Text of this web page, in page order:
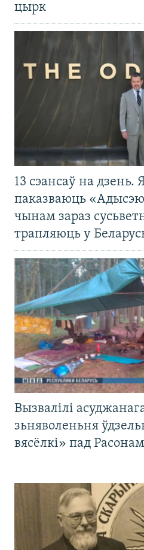
цырк
13 сэансаў на
паказваюць
чынам зараз
трапляюць у
Вызвалілі
зьняволеньня
вясёлкі» пад